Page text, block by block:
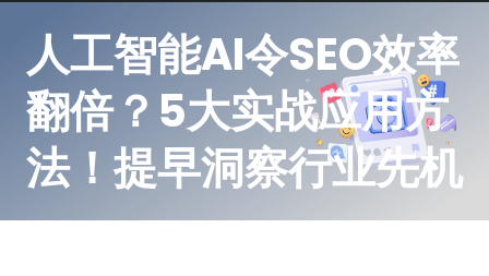
人工智能AI令SEO效率
翻倍？5大实战应用方
法！提早洞察行业先机